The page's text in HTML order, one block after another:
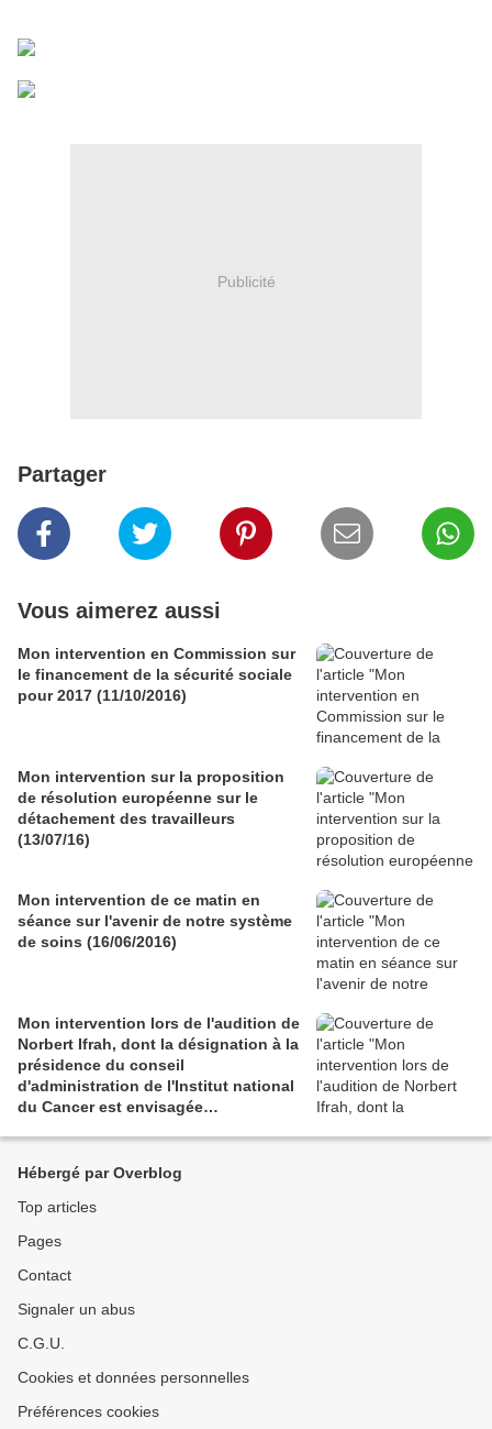
Publicité
Partager
Vous aimerez aussi
Mon intervention en Commission sur
le financement de la sécurité sociale
pour 2017 (11/10/2016)
Mon intervention sur la proposition
de résolution européenne sur le
détachement des travailleurs
(13/07/16)
Mon intervention de ce matin en
séance sur l'avenir de notre système
de soins (16/06/2016)
Mon intervention lors de l'audition de
Norbert Ifrah, dont la désignation à la
présidence du conseil
d'administration de l'Institut national
du Cancer est envisagée
Hébergé par Overblog
Top articles
Pages
Contact
Signaler un abus
C.G.U.
Cookies et données personnelles
Préférences cookies